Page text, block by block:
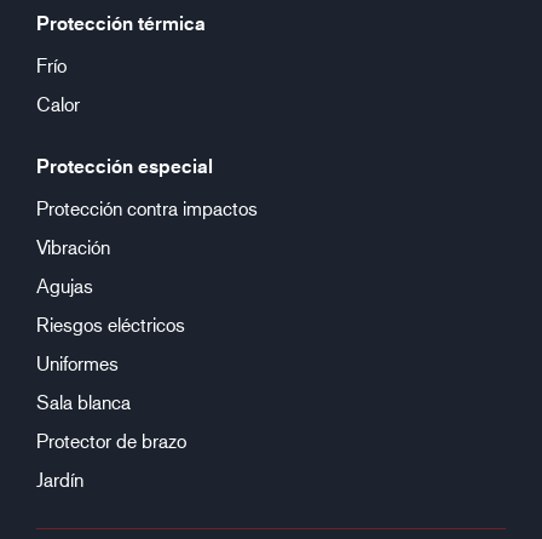
Protección térmica
Frío
Calor
Protección especial
Protección contra impactos
Vibración
Agujas
Riesgos eléctricos
Uniformes
Sala blanca
Protector de brazo
Jardín